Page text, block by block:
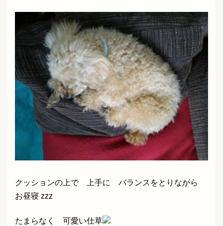
クッションの上で 上手に バランスをとりながら
お昼寝 zzz
たまらなく 可愛い仕草